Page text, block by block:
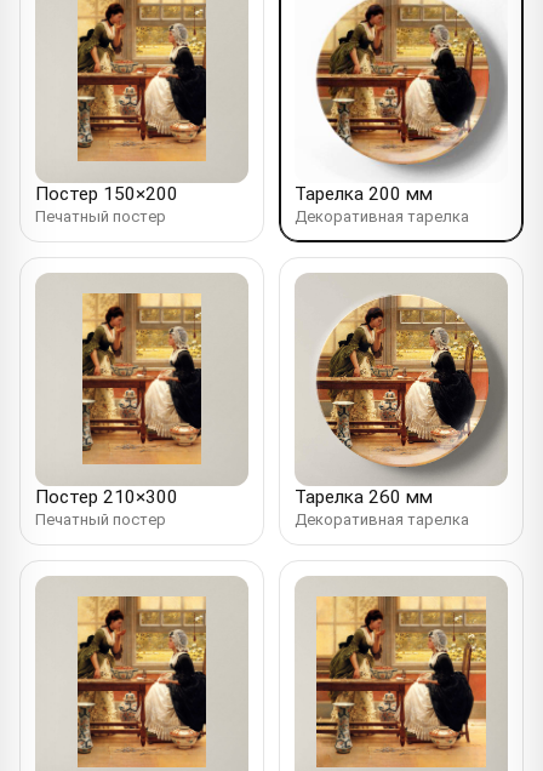
Постер 150×200
Печатный постер
Тарелка 200 мм
Декоративная тарелка
Постер 210×300
Печатный постер
Тарелка 260 мм
Декоративная тарелка